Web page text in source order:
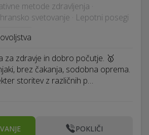
metode zdravljenja ·
svetovanje · Lepotni posegi
za zdravje in dobro počutje. 🥇
brez čakanja, sodobna oprema.
storitev z različnih p…
POKLIČI